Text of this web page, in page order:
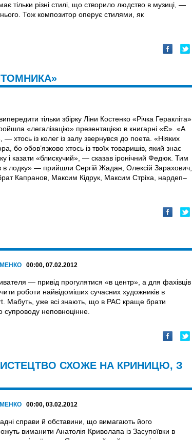
тільки різні стилі, що створило людство в музиці, —
Тож композитор оперує стилями, як
тільки збірку Ліни Костенко «Річка Геракліта»
«легалізацію» презентацією в книгарні «Є». «А
хтось із колег із залу звернувся до поета. «Ніяких
бо обов’язково хтось із твоїх товаришів, який знає
і казати «блискучий», — сказав іронічний Федюк. Тим
лодку» — прийшли Сергій Жадан, Олексій Зарахович,
Капранов, Максим Кідрук, Максим Стріха, нардеп–
00:00, 07.02.2012
— привід прогулятися «в центр», а для фахівців
роботи найвідоміших сучасних художників в
Мабуть, уже всі знають, що в РАС краще брати
супроводу неповноцінне.
СХОЖЕ НА КРИНИЦЮ, З
00:00, 03.02.2012
справи й обставини, що вимагають його
виманити Анатолія Криволапа із Засупоївки в